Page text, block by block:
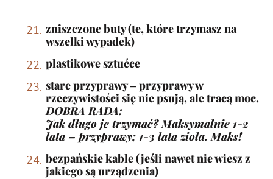
zniszczone buty (te, które trzymasz na
wszelki wypadek)
plastikowe sztućce
stare przyprawy – przyprawy w
rzeczywistości się nie psują, ale tracą moc.
DOBRA RADA:
Jak długo je trzymać? Maksymalnie 1-2
lata – przyprawy; 1-3 lata zioła. Maks!
bezpańskie kable (jeśli nawet nie wiesz z
jakiego są urządzenia)